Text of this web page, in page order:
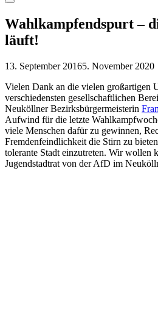
Menu
Wahlkampfendspurt –
läuft!
13. September 20165. November 2020
Vielen Dank an die vielen großartigen
verschiedensten gesellschaftlichen
Neuköllner Bezirksbürgermeisterin
Aufwind für die letzte
viele Menschen dafür zu gewinnen,
Fremdenfeindlichkeit die Stirn zu
tolerante Stadt einzutreten. Wir wollen
Jugendstadtrat von der AfD im